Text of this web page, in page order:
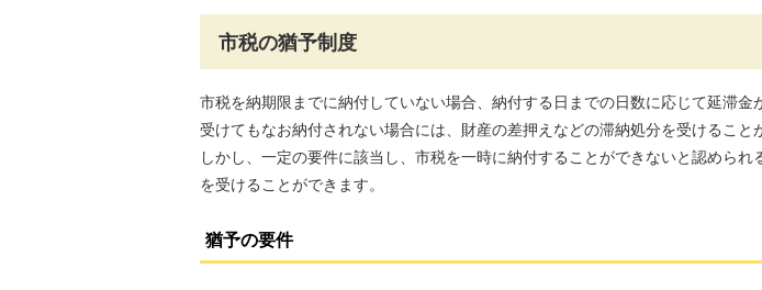
市税の猶予制度
市税を納期限までに納付していない場合、納付する日までの日数に応じて延滞金
受けてもなお納付されない場合には、財産の差押えなどの滞納処分を受けること
しかし、一定の要件に該当し、市税を一時に納付することができないと認められ
を受けることができます。
猶予の要件